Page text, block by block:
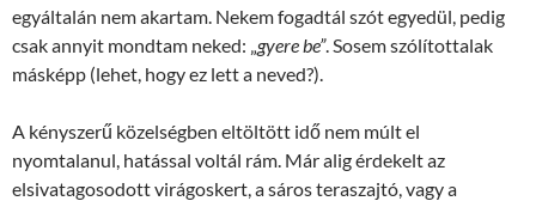
egyáltalán nem akartam. Nekem fogadtál szót egyedül, pedig
csak annyit mondtam neked: „gyere be”. Sosem szólítottalak
másképp (lehet, hogy ez lett a neved?).
A kényszerű közelségben eltöltött idő nem múlt el
nyomtalanul, hatással voltál rám. Már alig érdekelt az
elsivatagosodott virágoskert, a sáros teraszajtó, vagy a